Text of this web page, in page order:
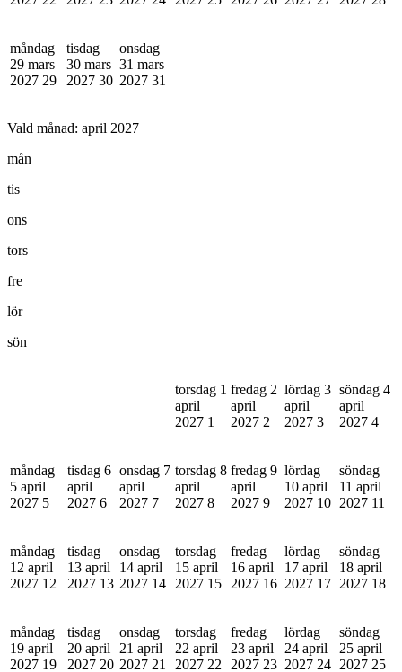
måndag
29 mars
2027 29
tisdag
30 mars
2027 30
onsdag
31 mars
2027 31
Vald månad: april 2027
mån
tis
ons
tors
fre
lör
sön
torsdag 1
april
2027 1
fredag 2
april
2027 2
lördag 3
april
2027 3
söndag 4
april
2027 4
måndag
5 april
2027 5
tisdag 6
april
2027 6
onsdag 7
april
2027 7
torsdag 8
april
2027 8
fredag 9
april
2027 9
lördag
10 april
2027 10
söndag
11 april
2027 11
måndag
12 april
2027 12
tisdag
13 april
2027 13
onsdag
14 april
2027 14
torsdag
15 april
2027 15
fredag
16 april
2027 16
lördag
17 april
2027 17
söndag
18 april
2027 18
måndag
19 april
2027 19
tisdag
20 april
2027 20
onsdag
21 april
2027 21
torsdag
22 april
2027 22
fredag
23 april
2027 23
lördag
24 april
2027 24
söndag
25 april
2027 25